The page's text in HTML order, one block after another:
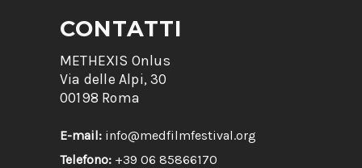
CONTATTI
METHEXIS Onlus
Via delle Alpi, 30
00198 Roma
E-mail: info@medfilmfestival.org
Telefono: +39 06 85866170